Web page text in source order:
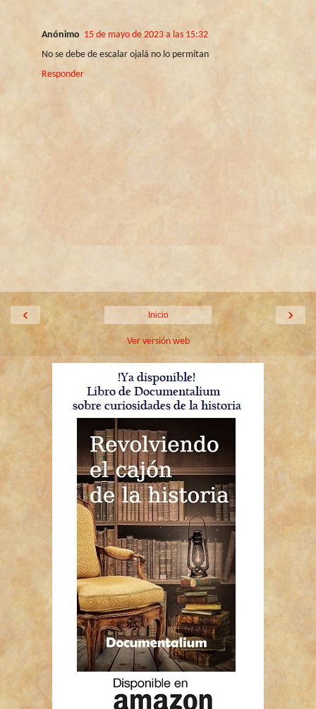
Anónimo 15 de mayo de 2023 a las 15:32
No se debe de escalar ojalá no lo permitan
Responder
‹ ›
Inicio
Ver versión web